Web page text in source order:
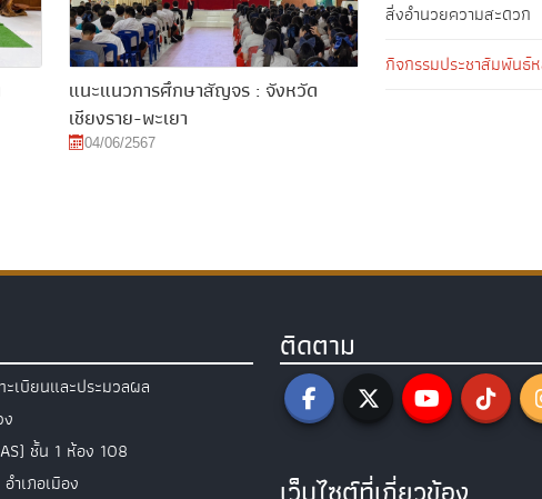
แนะแนวการศึกษาสัญจร : จังหวัด
เชียงราย-พะเยา
04/06/2567
สิ่งอำนวยความสะดวก
กิจกรรมประชาสัมพันธ์
เบียนและประมวลผล
ชั้น 1 ห้อง 108
ำเภอเมือง
ติดตาม